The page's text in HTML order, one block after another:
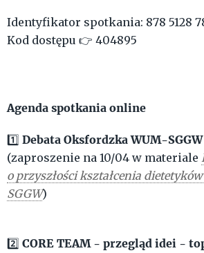
Identyfikator spotkania: 878 5128
Kod dostępu 👉 404895
Agenda spotkania online
1️⃣ Debata Oksfordzka WUM-
(zaproszenie na 10/04 w materiale
o przyszłości kształcenia
SGGW)
2️⃣ CORE TEAM - przegląd idei -